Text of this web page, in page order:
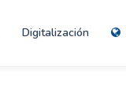
Digitalización